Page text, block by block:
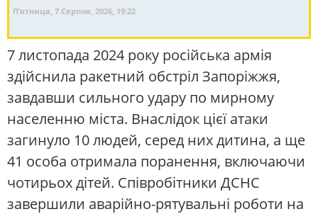
П’ятниця, 7 Серпня, 2026, 19:22
7 листопада 2024 року російська армія
здійснила ракетний обстріл Запоріжжя,
завдавши сильного удару по мирному
населенню міста. Внаслідок цієї атаки
загинуло 10 людей, серед них дитина, а ще
41 особа отримала поранення, включаючи
чотирьох дітей. Співробітники ДСНС
завершили аварійно-рятувальні роботи на